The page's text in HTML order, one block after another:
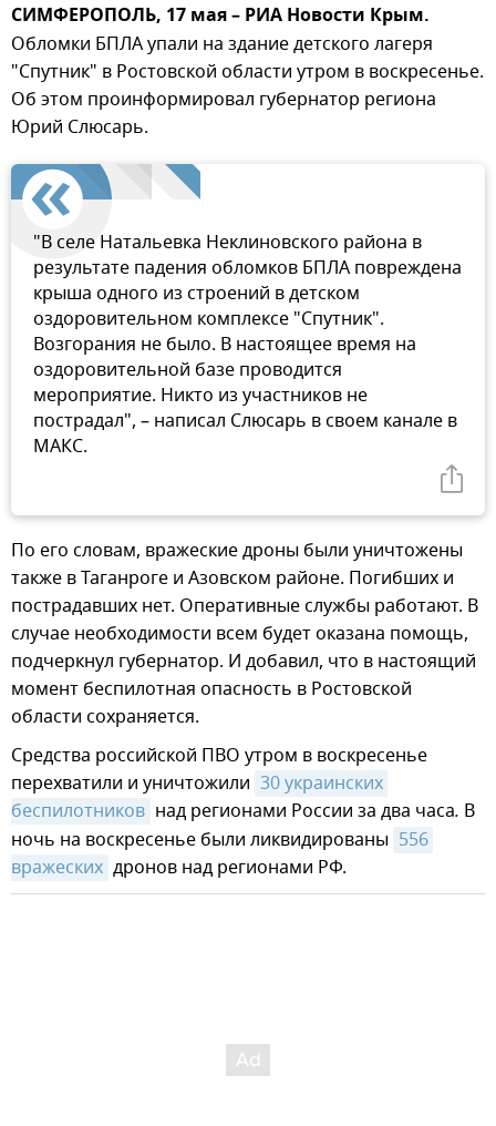
СИМФЕРОПОЛЬ, 17 мая – РИА Новости Крым.
Обломки БПЛА упали на здание детского лагеря
"Спутник" в Ростовской области утром в воскресенье.
Об этом проинформировал губернатор региона
Юрий Слюсарь.
"В селе Натальевка Неклиновского района в
результате падения обломков БПЛА повреждена
крыша одного из строений в детском
оздоровительном комплексе "Спутник".
Возгорания не было. В настоящее время на
оздоровительной базе проводится
мероприятие. Никто из участников не
пострадал", – написал Слюсарь в своем канале в
МАКС.
По его словам, вражеские дроны были уничтожены
также в Таганроге и Азовском районе. Погибших и
пострадавших нет. Оперативные службы работают. В
случае необходимости всем будет оказана помощь,
подчеркнул губернатор. И добавил, что в настоящий
момент беспилотная опасность в Ростовской
области сохраняется.
Средства российской ПВО утром в воскресенье
перехватили и уничтожили 30 украинских
беспилотников над регионами России за два часа. В
ночь на воскресенье были ликвидированы 556
вражеских дронов над регионами РФ.